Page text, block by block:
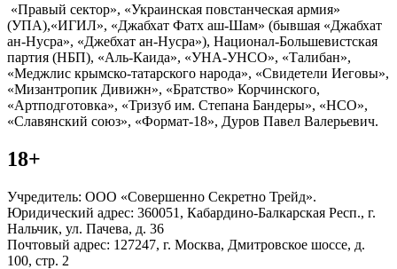
«Правый сектор», «Украинская повстанческая армия»
(УПА),«ИГИЛ», «Джабхат Фатх аш-Шам» (бывшая «Джабхат
ан-Нусра», «Джебхат ан-Нусра»), Национал-Большевистская
партия (НБП), «Аль-Каида», «УНА-УНСО», «Талибан»,
«Меджлис крымско-татарского народа», «Свидетели Иеговы»,
«Мизантропик Дивижн», «Братство» Корчинского,
«Артподготовка», «Тризуб им. Степана Бандеры», «НСО»,
«Славянский союз», «Формат-18», Дуров Павел Валерьевич.
18+
Учредитель: ООО «Совершенно Секретно Трейд».
Юридический адрес: 360051, Кабардино-Балкарская Респ., г.
Нальчик, ул. Пачева, д. 36
Почтовый адрес: 127247, г. Москва, Дмитровское шоссе, д.
100, стр. 2